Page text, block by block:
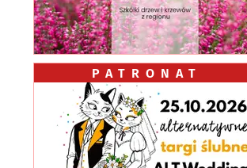
PATRONAT